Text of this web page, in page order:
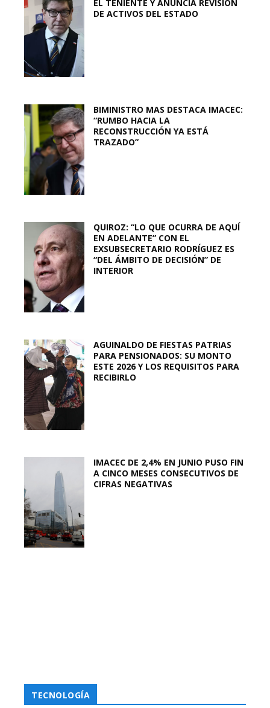
EL TENIENTE Y ANUNCIA REVISIÓN
DE ACTIVOS DEL ESTADO
BIMINISTRO MAS DESTACA IMACEC:
“RUMBO HACIA LA
RECONSTRUCCIÓN YA ESTÁ
TRAZADO”
QUIROZ: “LO QUE OCURRA DE AQUÍ
EN ADELANTE” CON EL
EXSUBSECRETARIO RODRÍGUEZ ES
“DEL ÁMBITO DE DECISIÓN” DE
INTERIOR
AGUINALDO DE FIESTAS PATRIAS
PARA PENSIONADOS: SU MONTO
ESTE 2026 Y LOS REQUISITOS PARA
RECIBIRLO
IMACEC DE 2,4% EN JUNIO PUSO FIN
A CINCO MESES CONSECUTIVOS DE
CIFRAS NEGATIVAS
TECNOLOGÍA